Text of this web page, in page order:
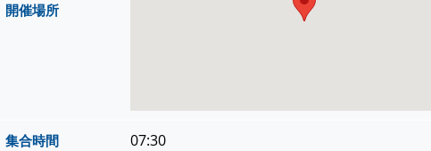
開催場所
集合時間 07:30